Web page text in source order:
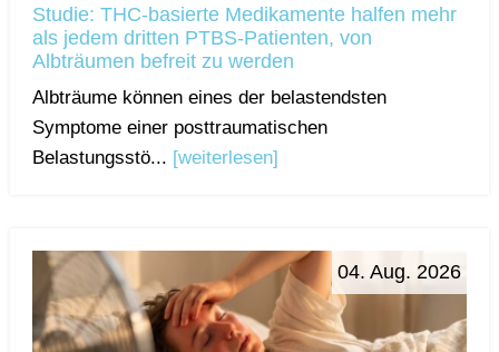
Studie: THC-basierte Medikamente halfen mehr
als jedem dritten PTBS-Patienten, von
Albträumen befreit zu werden
Albträume können eines der belastendsten
Symptome einer posttraumatischen
Belastungsstö... [weiterlesen]
04. Aug. 2026